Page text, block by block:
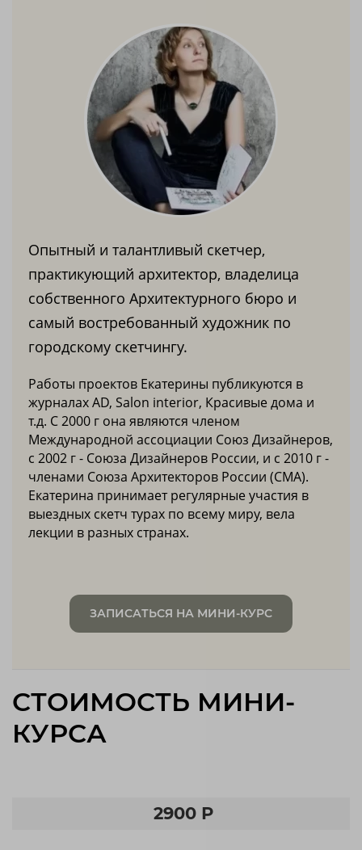
Опытный и талантливый скетчер,
практикующий архитектор, владелица
собственного Архитектурного бюро и
самый востребованный художник по
городскому скетчингу.
Работы проектов Екатерины публикуются в
журналах AD, Salon interior, Красивые дома и
т.д. С 2000 г она являются членом
Международной ассоциации Союз Дизайнеров,
с 2002 г - Союза Дизайнеров России, и с 2010 г -
членами Союза Архитекторов России (СМА).
Екатерина принимает регулярные участия в
выездных скетч турах по всему миру, вела
лекции в разных странах.
ЗАПИСАТЬСЯ НА МИНИ-КУРС
СТОИМОСТЬ МИНИ-
КУРСА
2900 Р